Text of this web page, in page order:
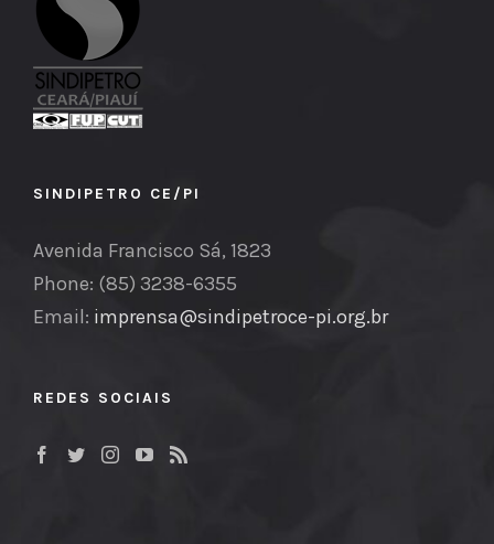
SINDIPETRO CE/PI
Avenida Francisco Sá, 1823
Phone: (85) 3238-6355
Email: imprensa@sindipetroce-pi.org.br
REDES SOCIAIS